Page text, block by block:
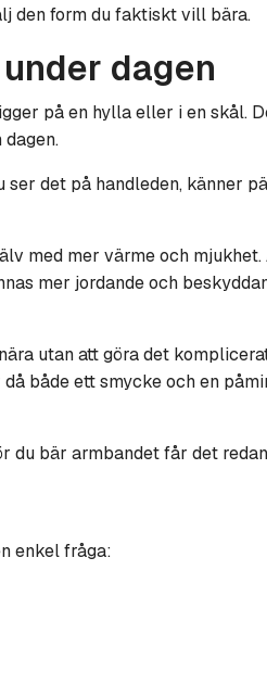
den form du faktiskt vill bära.
dagen
på en hylla eller i en skål.
det på handleden, känner
med mer värme och
mer jordande och
utan att göra det
både ett smycke och en
du bär armbandet får det
enkel fråga: